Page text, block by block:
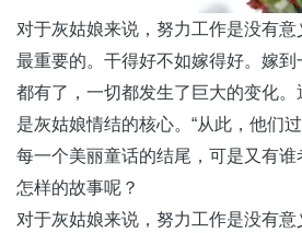
对于灰姑娘来说，努力工作是没有
最重要的。干得好不如嫁得好。嫁
都有了，一切都发生了巨大的变化
是灰姑娘情结的核心。“从此，他们
每一个美丽童话的结尾，可是又有
怎样的故事呢？
对于灰姑娘来说，努力工作是没有